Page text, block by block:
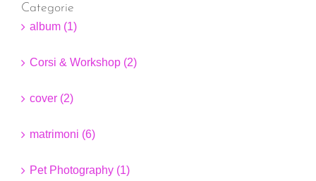
Categorie
album (1)
Corsi & Workshop (2)
cover (2)
matrimoni (6)
Pet Photography (1)